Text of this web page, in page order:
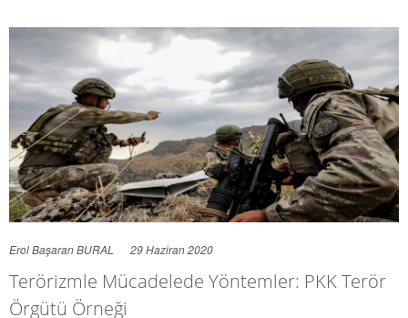
Erol Başaran BURAL 29 Haziran 2020
Terörizmle Mücadelede Yöntemler: PKK Terör
Örgütü Örneği